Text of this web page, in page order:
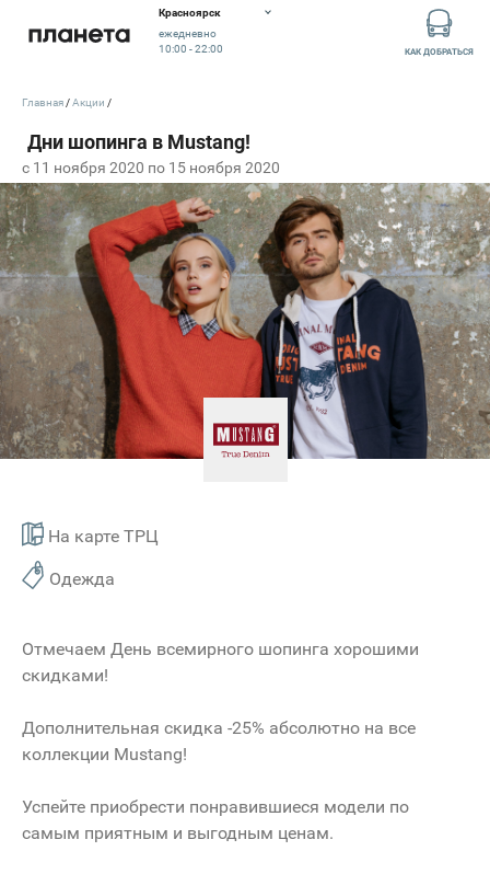
Красноярск
ежедневно
10:00 - 22:00
КАК ДОБРАТЬСЯ
c 11 ноября 2020 по 15 ноября 2020
На карте ТРЦ
Одежда
Главная Акции
Отмечаем День всемирного шопинга хорошими
скидками!
Дополнительная скидка -25% абсолютно на все
коллекции Mustang!
Успейте приобрести понравившиеся модели по
самым приятным и выгодным ценам.